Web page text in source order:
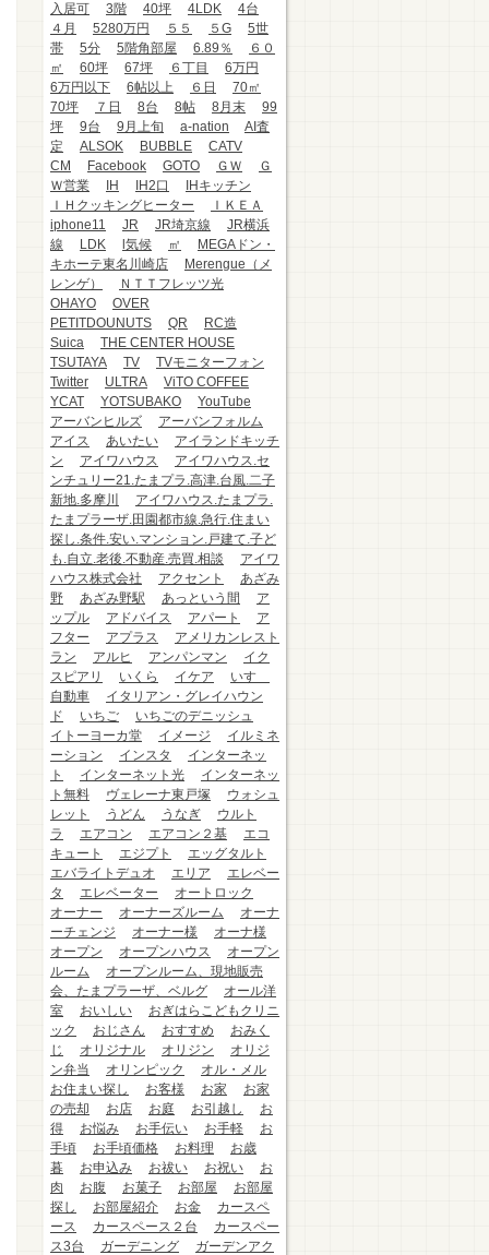
入居可
3階 40坪 4LDK
4台
４月
5280万円 ５５ ５G
5世
帯
5分 5階角部屋 6.89％
６０
㎡
60坪 67坪 ６丁目
6万円
6万円以下
6帖以上 ６日
70㎡
70坪
７日 8台 8帖 8月末
99
坪
9台 9月上旬 a-nation
AI査
定
ALSOK BUBBLE
CATV
CM
Facebook GOTO ＧＷ
Ｇ
Ｗ営業
IH IH2口
IHキッチン
ＩＨクッキングヒーター
ＩＫＥＡ
iphone11
JR JR埼京線
JR横浜
線
LDK l気候 ㎡
MEGAドン・
キホーテ東名川崎店
Merengue（メ
レンゲ）
ＮＴＴフレッツ光
OHAYO
OVER
PETITDOUNUTS
QR
RC造
Suica
THE CENTER HOUSE
TSUTAYA
TV
TVモニターフォン
Twitter
ULTRA
ViTO COFFEE
YCAT
YOTSUBAKO
YouTube
アーバンヒルズ
アーバンフォルム
アイス
あいたい
アイランドキッチ
ン
アイワハウス
アイワハウス.セ
ンチュリー21.たまプラ.高津.台風.二子
新地.多摩川
アイワハウス.たまプラ.
たまプラーザ.田園都市線.急行.住まい
探し.条件.安い.マンション.戸建て.子ど
も.自立.老後.不動産.売買.相談
アイワ
ハウス株式会社
アクセント
あざみ
野
あざみ野駅 あっという間
ア
ップル
アドバイス アパート
ア
フター
アプラス
アメリカンレスト
ラン
アルヒ アンパンマン
イク
スピアリ
いくら イケア
いすゞ
自動車
イタリアン・グレイハウン
ド
いちご
いちごのデニッシュ
イトーヨーカ堂
イメージ
イルミネ
ーション
インスタ
インターネッ
ト
インターネット光
インターネッ
ト無料
ヴェレーナ東戸塚
ウォシュ
レット
うどん うなぎ
ウルト
ラ
エアコン エアコン２基
エコ
キュート
エジプト
エッグタルト
エバライトデュオ
エリア
エレベー
タ
エレベーター
オートロック
オーナー
オーナーズルーム
オーナ
ーチェンジ
オーナー様
オーナ様
オープン
オープンハウス
オープン
ルーム
オープンルーム、現地販売
会、たまプラーザ、ベルグ
オール洋
室
おいしい
おぎはらこどもクリニ
ック
おじさん おすすめ
おみく
じ
オリジナル オリジン
オリジ
ン弁当
オリンピック
オル・メル
お住まい探し
お客様 お家
お家
の売却
お店 お庭 お引越し
お
得
お悩み お手伝い お手軽
お
手頃
お手頃価格 お料理
お歳
暮
お申込み お祓い お祝い
お
肉
お腹 お菓子 お部屋
お部屋
探し
お部屋紹介 お金
カースペ
ース
カースペース２台
カースペー
ス3台
ガーデニング
ガーデンアク